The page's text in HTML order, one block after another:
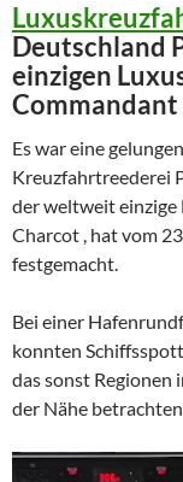
Deutschland
einzigen
Es war eine
Kreuzfahrtreederei
der weltweit einzige
Charcot , hat vom
festgemacht.
Bei einer
konnten
das sonst Regionen
der Nähe